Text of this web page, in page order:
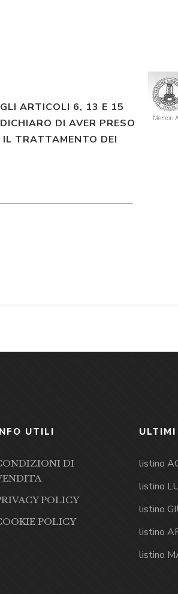
ARTICOLI 6, 13 E 15
DI AVER PRESO
IL TRATTAMENTO DEI
UTILI
DI
POLICY
POLICY
listino
listino
listino
listino
listino